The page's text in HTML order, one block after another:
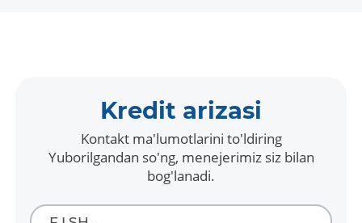
Kredit arizasi
Kontakt ma'lumotlarini to'ldiring
Yuborilgandan so'ng, menejerimiz siz bilan
bog'lanadi.